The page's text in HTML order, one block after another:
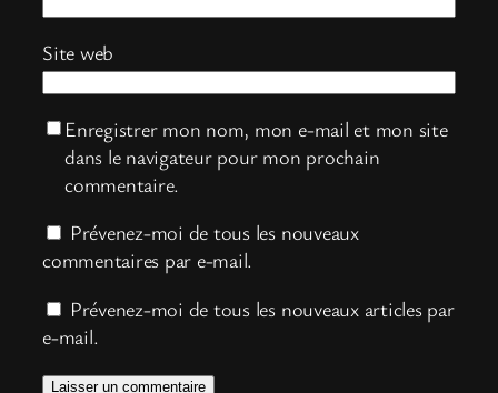
Site web
Enregistrer mon nom, mon e-mail et mon site
dans le navigateur pour mon prochain
commentaire.
Prévenez-moi de tous les nouveaux
commentaires par e-mail.
Prévenez-moi de tous les nouveaux articles par
e-mail.